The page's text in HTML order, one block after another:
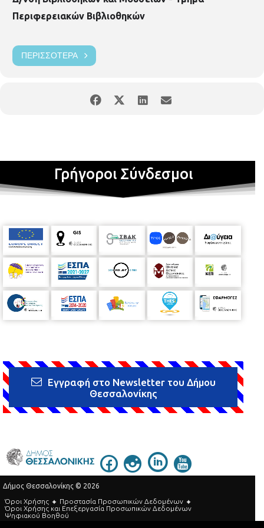
Περιφερειακών Βιβλιοθηκών
ΠΕΡΙΣΣΌΤΕΡΑ
Γρήγοροι Σύνδεσμοι
Εγγραφή στο Newsletter του Δήμου
Θεσσαλονίκης
Δήμος Θεσσαλονίκης © 2026
Όροι Χρήσης
Προστασία Προσωπικών Δεδομένων
Όροι Xρήσης και Eπεξεργασία Προσωπικών Δεδομένων
Ψηφιακού Βοηθού